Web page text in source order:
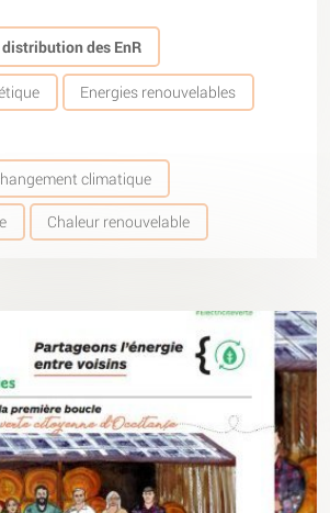
des EnR
Energies renouvelables
climatique
Chaleur renouvelable